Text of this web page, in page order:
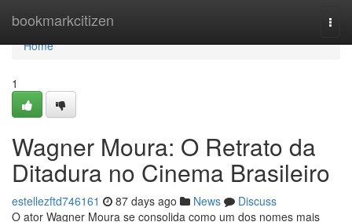
bookmarkcitizen
Home
Home
1
Wagner Moura: O Retrato da
Ditadura no Cinema Brasileiro
estellezftd746161 87 days ago News
Discuss
O ator Wagner Moura se consolida como um dos nomes mais